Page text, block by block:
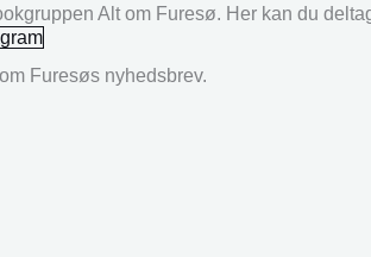
Alt om Furesø. Her kan du
Furesøs nyhedsbrev.